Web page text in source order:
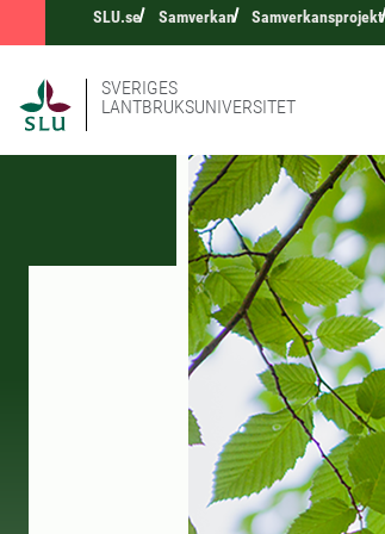
SLU.se Samverkan Samverkansprojekt
SVERIGES
LANTBRUKSUNIVERSITET